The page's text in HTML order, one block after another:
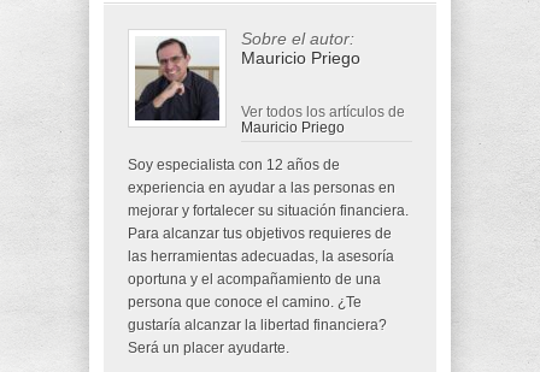
Sobre el autor:
Mauricio Priego
Ver todos los artículos de
Mauricio Priego
Soy especialista con 12 años de
experiencia en ayudar a las personas en
mejorar y fortalecer su situación financiera.
Para alcanzar tus objetivos requieres de
las herramientas adecuadas, la asesoría
oportuna y el acompañamiento de una
persona que conoce el camino. ¿Te
gustaría alcanzar la libertad financiera?
Será un placer ayudarte.